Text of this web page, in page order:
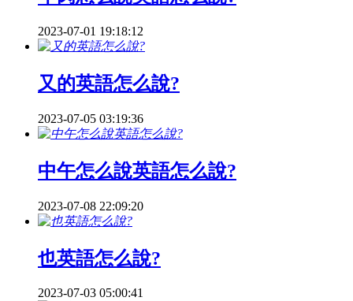
2023-07-01 19:18:12
又的英語怎么說?
2023-07-05 03:19:36
中午怎么說英語怎么說?
2023-07-08 22:09:20
也英語怎么說?
2023-07-03 05:00:41